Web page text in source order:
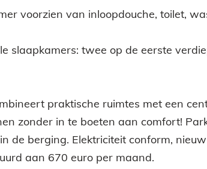
voorzien van inloopdouche, toilet,
slaapkamers: twee op de eerste
praktische ruimtes met een
zonder in te boeten aan comfort!
de berging. Elektriciteit conform,
aan 670 euro per maand.